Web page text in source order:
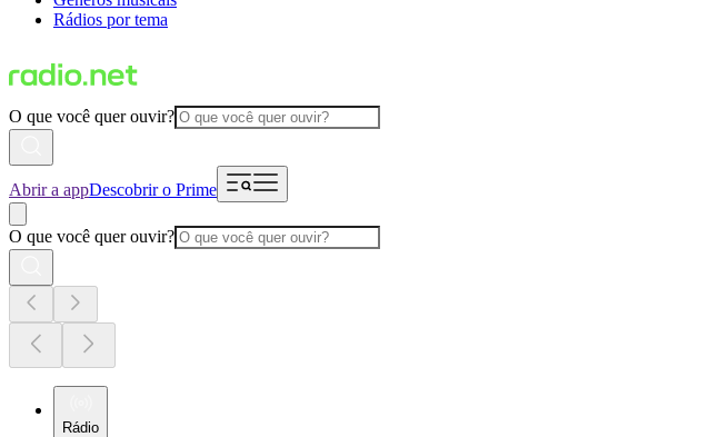
Rádios por tema
O que você quer ouvir?
Abrir a appDescobrir o Prime
O que você quer ouvir?
Rádio